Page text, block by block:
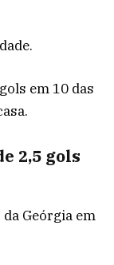
em 10 das
2,5 gols
Geórgia em